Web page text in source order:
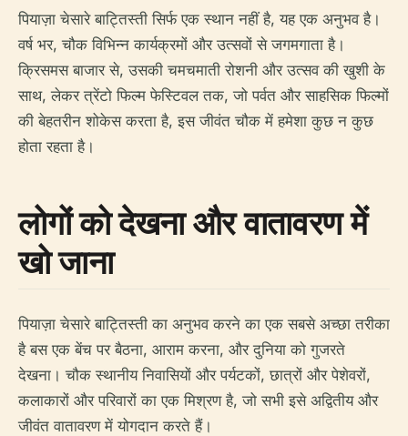
पियाज़ा चेसारे बाट्तिस्ती सिर्फ एक स्थान नहीं है, यह एक अनुभव है।
वर्ष भर, चौक विभिन्न कार्यक्रमों और उत्सवों से जगमगाता है।
क्रिसमस बाजार से, उसकी चमचमाती रोशनी और उत्सव की खुशी के
साथ, लेकर त्रेंटो फिल्म फेस्टिवल तक, जो पर्वत और साहसिक फिल्मों
की बेहतरीन शोकेस करता है, इस जीवंत चौक में हमेशा कुछ न कुछ
होता रहता है।
लोगों को देखना और वातावरण में
खो जाना
पियाज़ा चेसारे बाट्तिस्ती का अनुभव करने का एक सबसे अच्छा तरीका
है बस एक बेंच पर बैठना, आराम करना, और दुनिया को गुजरते
देखना। चौक स्थानीय निवासियों और पर्यटकों, छात्रों और पेशेवरों,
कलाकारों और परिवारों का एक मिश्रण है, जो सभी इसे अद्वितीय और
जीवंत वातावरण में योगदान करते हैं।